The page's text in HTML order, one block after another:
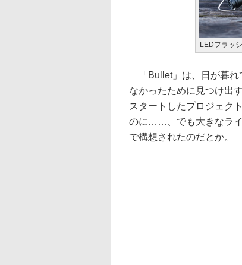
LEDフラッ
「Bullet」は、日が暮れ
なかったために見つけ出
スタートしたプロジェク
のに……、でも大きなライ
で構想されたのだとか。